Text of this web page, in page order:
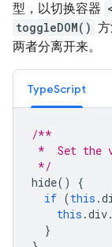
型，以切换容器
toggleDOM()
两者分离开来。
TypeScript
/**
*  Set
*/
hide()
{
if (this .
this .div.
}